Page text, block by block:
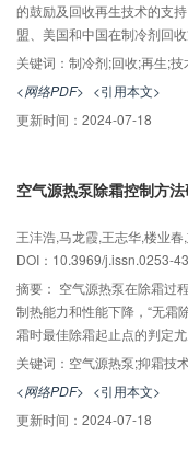
的鼓励及回收再生技术的支
盟、美国和中国在制冷剂回
绍了制冷剂回收5种代表性方
的再生，介绍了“简易再生”
及对于不可再生制冷剂进行
收再生中所面临的主要问题。
关键词： 制冷剂;回收;再生;技
<网络PDF> <引用本文>
更新时间： 2024-07-18
空气源热泵除霜控制方
王沣浩,马龙霞,王志华,楼业春
DOI：10.3969/j.issn.0253-
摘要： 空气源热泵在除霜过
制热能力和性能下降，“无霜
霜时最佳除霜起止点的判定
和结束点，使除霜周期内空
舒适。本文通过总结国内外
厚度、间接监测结霜程度以
法的局限性，分别从人工智
的结合，除霜控制方法的评
关键词： 空气源热泵;抑霜技
<网络PDF> <引用本文>
更新时间： 2024-07-18